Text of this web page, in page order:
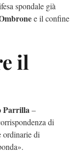
spondale già
e il confine
il
Parrilla–
di
ordinarie di